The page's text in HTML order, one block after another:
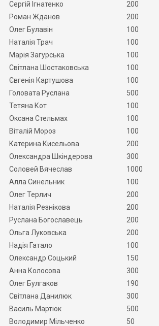
Сергій Ігнатенко
200
Роман Жданов
200
Олег Булавін
100
Наталія Трач
100
Марія Загурська
100
Світлана Шостаковська
100
Євгенія Картушова
100
Головата Руслана
500
Тетяна Кот
100
Оксана Стельмах
100
Віталій Мороз
100
Катерина Кисельова
200
Олександра Шкіндерова
300
Соловей Вячеслав
1000
Алла Синельник
100
Олег Терлич
200
Наталія Резнікова
200
Руслана Богославець
200
Ольга Луковська
200
Надія Гатало
100
Олександр Соцький
150
Анна Колосова
300
Олег Булгаков
190
Світлана Данилюк
300
Василь Мартюк
500
Володимир Мільченко
50